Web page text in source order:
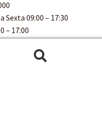
Sexta 09:00 – 17:30
– 17:00